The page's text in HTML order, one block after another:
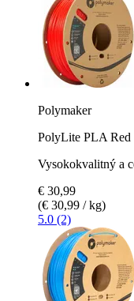
Polymaker
PolyLite PLA Red
Vysokokvalitný a
€ 30,99
(€ 30,99 / kg)
5.0 (2)